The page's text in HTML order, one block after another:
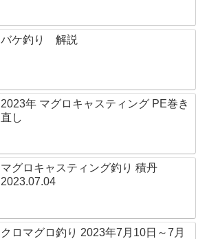
バケ釣り 解説
2023年 マグロキャスティング PE巻き
直し
マグロキャスティング釣り 積丹
2023.07.04
クロマグロ釣り 2023年7月10日～7月